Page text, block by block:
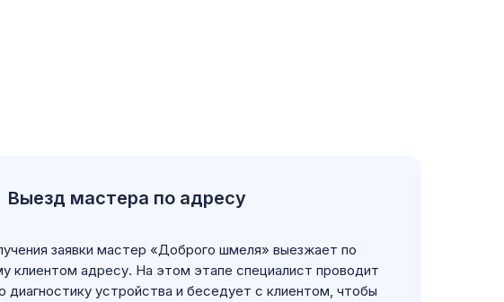
Выезд мастера по адресу
заявки мастер «Доброго шмеля» выезжает по
клиентом адресу. На этом этапе специалист проводит
диагностику устройства и беседует с клиентом, чтобы